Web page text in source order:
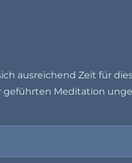
ausreichend Zeit für
geführten Meditation